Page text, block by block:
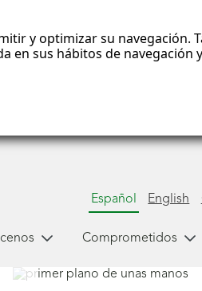
y optimizar su
en sus hábitos de
Español English
Comprometidos